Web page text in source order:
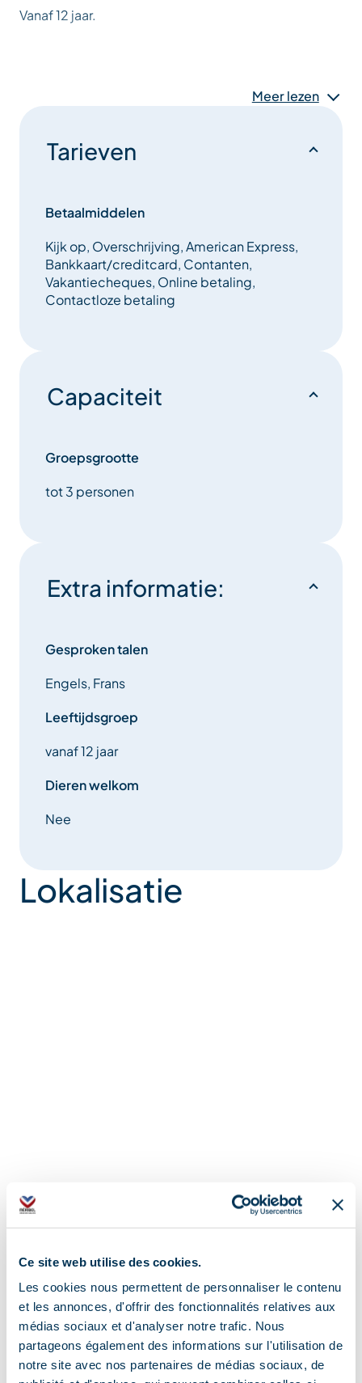
Ce site web utilise des cookies.
Les cookies nous permettent de personnaliser le contenu
et les annonces, d'offrir des fonctionnalités relatives aux
médias sociaux et d'analyser notre trafic. Nous
partageons également des informations sur l'utilisation de
notre site avec nos partenaires de médias sociaux, de
Vanaf 12 jaar.
Meer lezen
Tarieven
Betaalmiddelen
Kijk op, Overschrijving, American Express,
Bankkaart/creditcard, Contanten,
Vakantiecheques, Online betaling,
Contactloze betaling
Capaciteit
Groepsgrootte
tot 3 personen
Extra informatie:
Gesproken talen
Engels, Frans
Leeftijdsgroep
vanaf 12 jaar
Dieren welkom
Nee
Lokalisatie
Adres